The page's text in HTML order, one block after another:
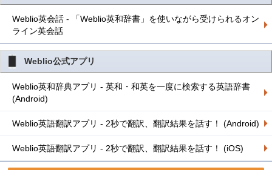
Weblio英会話 - 「Weblio英和辞書」を使いながら受けられるオン
ライン英会話
Weblio公式アプリ
Weblio英和辞典アプリ - 英和・和英を一度に検索する英語辞書
(Android)
Weblio英語翻訳アプリ - 2秒で翻訳、翻訳結果を話す！ (Android)
Weblio英語翻訳アプリ - 2秒で翻訳、翻訳結果を話す！ (iOS)